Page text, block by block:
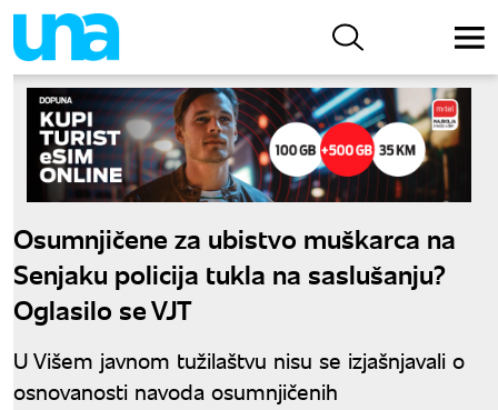
Osumnjičene za ubistvo muškarca na
Senjaku policija tukla na saslušanju?
Oglasilo se VJT
U Višem javnom tužilaštvu nisu se izjašnjavali o
osnovanosti navoda osumnjičenih